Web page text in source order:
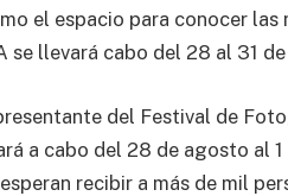
el espacio para conocer
se llevará cabo del 28 al 31
del Festival de
a cabo del 28 de agosto al
recibir a más de mil